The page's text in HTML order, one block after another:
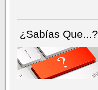
¿Sabías Que...?